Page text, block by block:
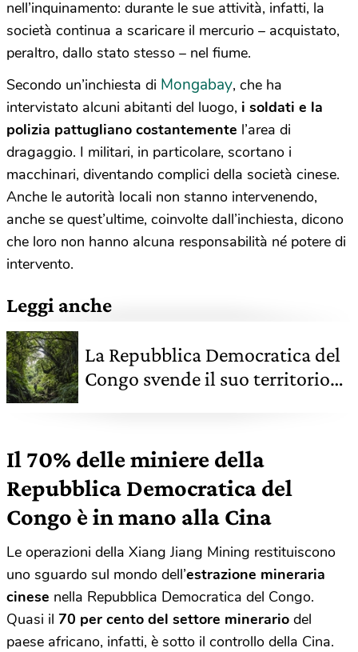
nell’inquinamento: durante le sue attività, infatti, la
società continua a scaricare il mercurio – acquistato,
peraltro, dallo stato stesso – nel fiume.
Secondo un’inchiesta di Mongabay, che ha
intervistato alcuni abitanti del luogo, i soldati e la
polizia pattugliano costantemente l’area di
dragaggio. I militari, in particolare, scortano i
macchinari, diventando complici della società cinese.
Anche le autorità locali non stanno intervenendo,
anche se quest’ultime, coinvolte dall’inchiesta, dicono
che loro non hanno alcuna responsabilità né potere di
intervento.
Leggi anche
La Repubblica Democratica del
Congo svende il suo territorio
Il 70% delle miniere della
Repubblica Democratica del
Congo è in mano alla Cina
Le operazioni della Xiang Jiang Mining restituiscono
uno sguardo sul mondo dell’estrazione mineraria
cinese nella Repubblica Democratica del Congo.
Quasi il 70 per cento del settore minerario del
paese africano, infatti, è sotto il controllo della Cina.